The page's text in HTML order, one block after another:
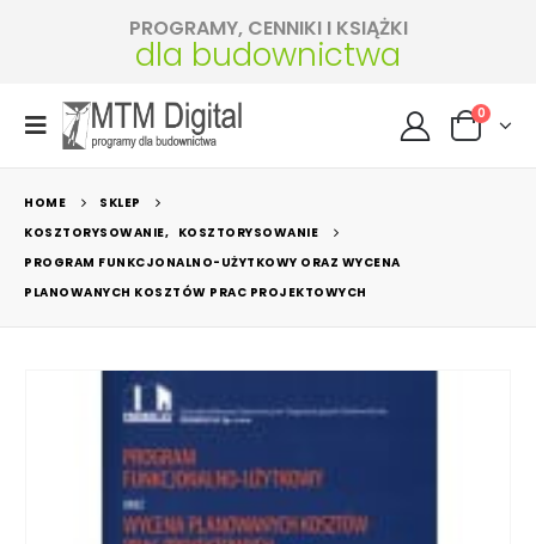
PROGRAMY, CENNIKI I KSIĄŻKI
dla budownictwa
0
HOME
SKLEP
KOSZTORYSOWANIE, KOSZTORYSOWANIE
PROGRAM FUNKCJONALNO-UŻYTKOWY ORAZ WYCENA
PLANOWANYCH KOSZTÓW PRAC PROJEKTOWYCH